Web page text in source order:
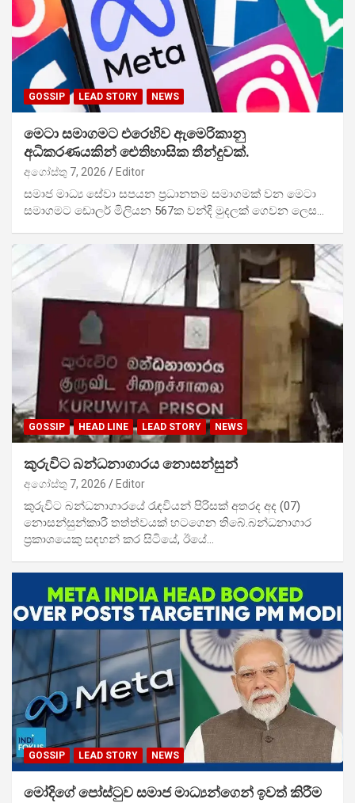
GOSSIP LEAD STORY NEWS
මෙටා සමාගමට එරෙහිව ඇමෙරිකානු
අධිකරණයකින් ඓතිහාසික තීන්දුවක්.
අගෝස්තු 7, 2026 Editor
සමාජ මාධ්‍ය සේවා සපයන ප්‍රධානතම සමාගමක් වන මෙටා
සමාගමට ඩොලර් මිලියන 567ක වන්දි මුදලක් ගෙවන ලෙස…
GOSSIP HEAD LINE LEAD STORY NEWS
කුරුවිට බන්ධනාගාරය නොසන්සුන්
අගෝස්තු 7, 2026 Editor
කුරුවිට බන්ධනාගාරයේ රැඳවියන් පිරිසක් අතරද අද (07)
නොසන්සුන්කාරී තත්ත්වයක් හටගෙන තිබේ.බන්ධනාගාර
ප්‍රකාශයෙකු සඳහන් කර සිටියේ, ඊයේ…
GOSSIP LEAD STORY NEWS
මෝදිගේ පෝස්ටුව සමාජ මාධ්‍යන්ගෙන් ඉවත් කිරීම